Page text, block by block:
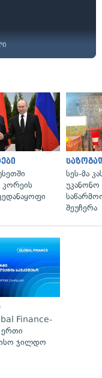
სეს-მა
უკანონო
შეუჩერა
Finance-
ერთი
ჯილდო